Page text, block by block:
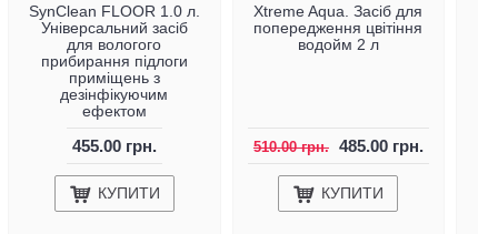
SynClean FLOOR 1.0 л.
Універсальний засіб
для вологого
прибирання підлоги
приміщень з
дезінфікуючим
ефектом
455.00 грн.
КУПИТИ
Xtreme Aqua. Засіб для
попередження цвітіння
водойм 2 л
510.00 грн. 485.00 грн.
КУПИТИ